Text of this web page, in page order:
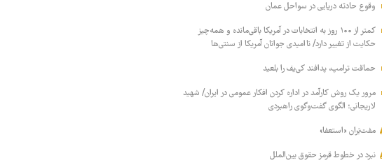
وقوع حادثه دریایی در سواحل عمان
کمتر از ۱۰۰ روز به انتخابات در آمریکا باقی‌مانده و همه‌چیز
حکایت از تغییر دارد/ ناامیدی جوانان آمریکا از سنتی‌ها
حماقت ترامپ، پدافند کی‌یف را بلعید
مرور یک روش کارآمد در اداره کردن افکار عمومی در ایران/ شهید
لاریجانی؛ الگوی گفت‌وگوی راهبردی
مفت‌بَران «استعفا»
نبرد در خطوط قرمز حقوق بین‌الملل